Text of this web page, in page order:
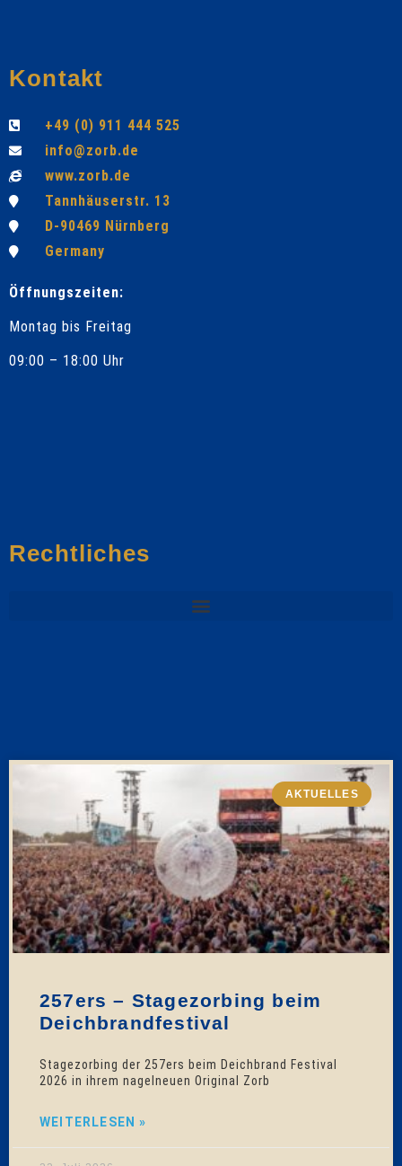
Kontakt
+49 (0) 911 444 525
info@zorb.de
www.zorb.de
Tannhäuserstr. 13
D-90469 Nürnberg
Germany
Öffnungszeiten:
Montag bis Freitag
09:00 – 18:00 Uhr
Rechtliches
AKTUELLES
257ers – Stagezorbing beim
Deichbrandfestival
Stagezorbing der 257ers beim Deichbrand Festival
2026 in ihrem nagelneuen Original Zorb
WEITERLESEN »